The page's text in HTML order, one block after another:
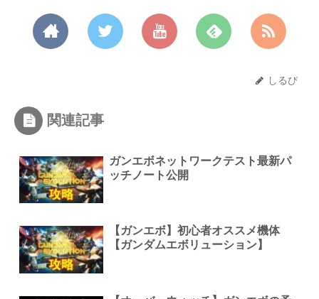
しるび
関連記事
ガンエボネットワークテスト最新パ
ッチノート公開
【ガンエボ】初心者オススメ機体
【ガンダムエボリューション】